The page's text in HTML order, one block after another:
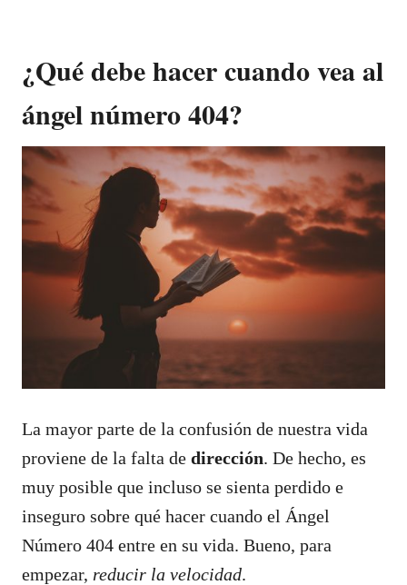
¿Qué debe hacer cuando vea al
ángel número 404?
La mayor parte de la confusión de nuestra vida
proviene de la falta de dirección. De hecho, es
muy posible que incluso se sienta perdido e
inseguro sobre qué hacer cuando el Ángel
Número 404 entre en su vida. Bueno, para
empezar, reducir la velocidad.